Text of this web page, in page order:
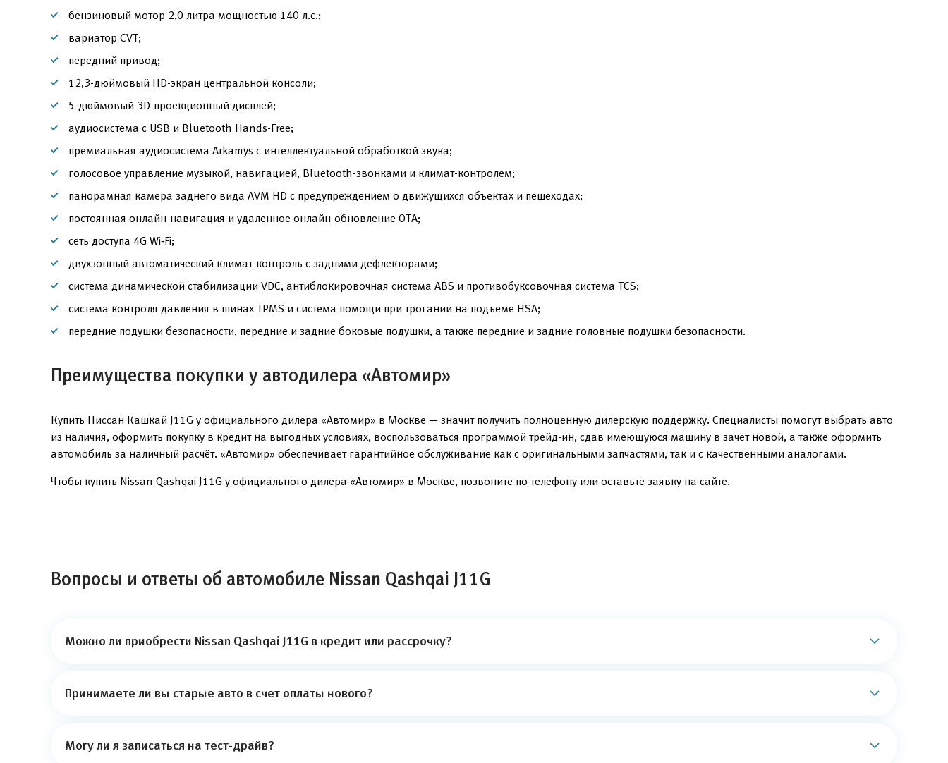
бензиновый мотор 2,0 литра мощностью 140 л.с.;
вариатор CVT;
передний привод;
12,3-дюймовый HD-экран центральной консоли;
5-дюймовый 3D-проекционный дисплей;
аудиосистема с USB и Bluetooth Hands-Free;
премиальная аудиосистема Arkamys с интеллектуальной обработкой звука;
голосовое управление музыкой, навигацией, Bluetooth-звонками и климат-контролем;
панорамная камера заднего вида AVM HD с предупреждением о движущихся объектах и пешеходах;
постоянная онлайн-навигация и удаленное онлайн-обновление OTA;
сеть доступа 4G Wi‑Fi;
двухзонный автоматический климат-контроль с задними дефлекторами;
система динамической стабилизации VDC, антиблокировочная система ABS и противобуксовочная система TCS;
система контроля давления в шинах TPMS и система помощи при трогании на подъеме HSA;
передние подушки безопасности, передние и задние боковые подушки, а также передние и задние головные подушки безопасности.
Преимущества покупки у автодилера «Автомир»
Купить Ниссан Кашкай J11G у официального дилера «Автомир» в Москве — значит получить полноценную дилерскую поддержку. Специалисты помогут выбрать авто
из наличия, оформить покупку в кредит на выгодных условиях, воспользоваться программой трейд-ин, сдав имеющуюся машину в зачёт новой, а также оформить
автомобиль за наличный расчёт. «Автомир» обеспечивает гарантийное обслуживание как с оригинальными запчастями, так и с качественными аналогами.
Чтобы купить Nissan Qashqai J11G у официального дилера «Автомир» в Москве, позвоните по телефону или оставьте заявку на сайте.
Вопросы и ответы об автомобиле Nissan Qashqai J11G
Можно ли приобрести Nissan Qashqai J11G в кредит или рассрочку?
Принимаете ли вы старые авто в счет оплаты нового?
Могу ли я записаться на тест-драйв?